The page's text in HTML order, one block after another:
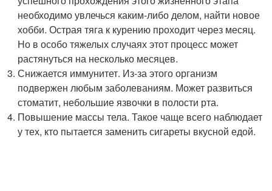
необходимо увлечься каким-либо делом, найти новое
хобби. Острая тяга к курению проходит через месяц.
Но в особо тяжелых случаях этот процесс может
растянуться на несколько месяцев.
Снижается иммунитет. Из-за этого организм
подвержен любым заболеваниям. Может развиться
стоматит, небольшие язвочки в полости рта.
Повышение массы тела. Такое чаще всего наблюдает
у тех, кто пытается заменить сигареты вкусной едой.